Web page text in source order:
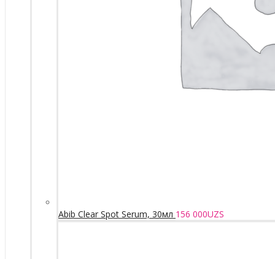
Abib Clear Spot Serum, 30мл 156 000UZS